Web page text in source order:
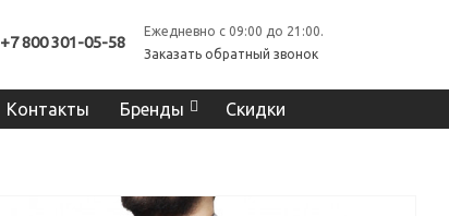
+7 800 301-05-58
Ежедневно с 09:00 до 21:00.
Заказать обратный звонок
Контакты Бренды Скидки